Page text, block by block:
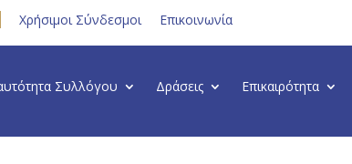
Χρήσιμοι Σύνδεσμοι Επικοινωνία
Συλλόγου Δράσεις Επικαιρότητα